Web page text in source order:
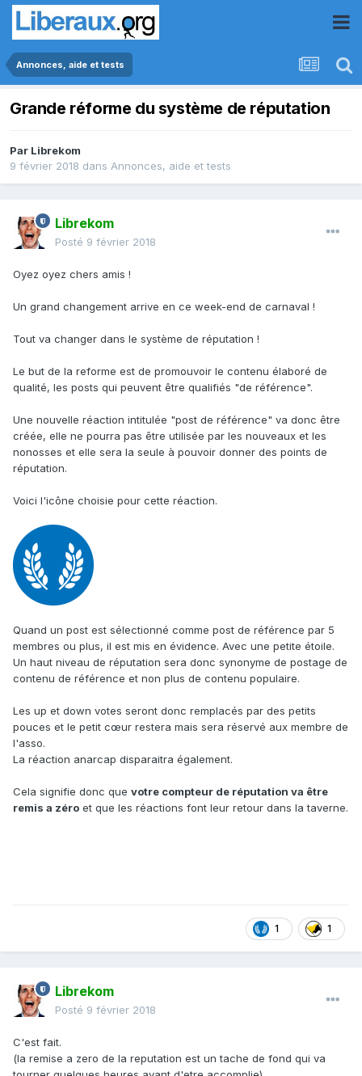
Annonces, aide et tests
Grande réforme du système de réputation
Par Librekom
9 février 2018 dans Annonces, aide et tests
Librekom
Posté 9 février 2018
Oyez oyez chers amis !
Un grand changement arrive en ce week-end de carnaval !
Tout va changer dans le système de réputation !
Le but de la reforme est de promouvoir le contenu élaboré de
qualité, les posts qui peuvent être qualifiés "de référence".
Une nouvelle réaction intitulée "post de référence" va donc être
créée, elle ne pourra pas être utilisée par les nouveaux et les
nonosses et elle sera la seule à pouvoir donner des points de
réputation.
Voici l'icône choisie pour cette réaction.
Quand un post est sélectionné comme post de référence par 5
membres ou plus, il est mis en évidence. Avec une petite étoile.
Un haut niveau de réputation sera donc synonyme de postage de
contenu de référence et non plus de contenu populaire.
Les up et down votes seront donc remplacés par des petits
pouces et le petit cœur restera mais sera réservé aux membre de
l'asso.
La réaction anarcap disparaitra également.
Cela signifie donc que votre compteur de réputation va être
remis a zéro et que les réactions font leur retour dans la taverne.
1 1
Librekom
Posté 9 février 2018
C'est fait.
(la remise a zero de la reputation est un tache de fond qui va